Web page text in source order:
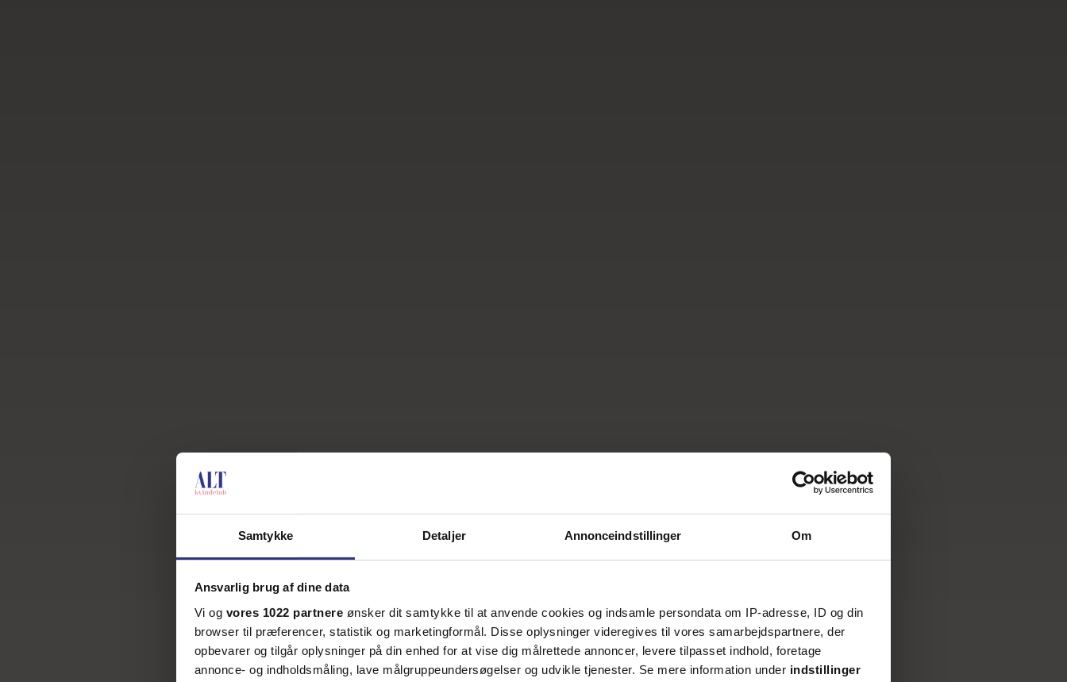
Samtykke Detaljer Annonceindstillinger Om
Ansvarlig brug af dine data
Vi og vores 1022 partnere ønsker dit samtykke til at anvende cookies og indsamle persondata om IP-adresse, ID og din
browser til præferencer, statistik og marketingformål. Disse oplysninger videregives til vores samarbejdspartnere, der
opbevarer og tilgår oplysninger på din enhed for at vise dig målrettede annoncer, levere tilpasset indhold, foretage
annonce- og indholdsmåling, lave målgruppeundersøgelser og udvikle tjenester. Se mere information under indstillinger